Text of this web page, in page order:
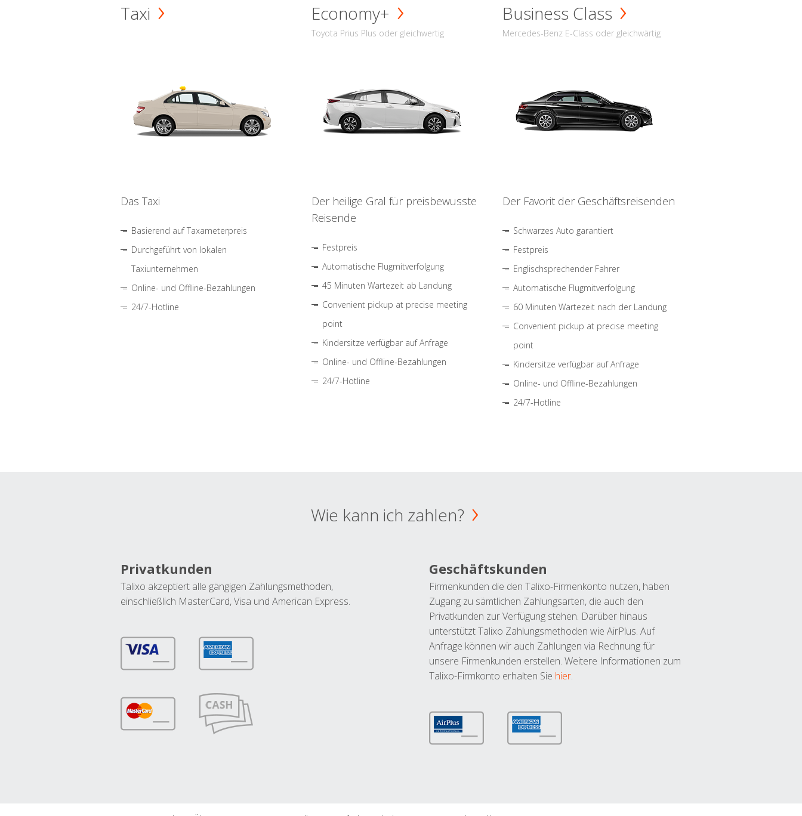
Taxi
Das Taxi
Basierend auf Taxameterpreis
Durchgeführt von lokalen
Taxiunternehmen
Online- und Offline-Bezahlungen
24/7-Hotline
Economy+
Toyota Prius Plus oder gleichwertig
Der heilige Gral für preisbewusste
Reisende
Festpreis
Automatische Flugmitverfolgung
45 Minuten Wartezeit ab Landung
Convenient pickup at precise meeting
point
Kindersitze verfügbar auf Anfrage
Online- und Offline-Bezahlungen
24/7-Hotline
Business Class
Mercedes-Benz E-Class oder gleichwärtig
Der Favorit der Geschäftsreisenden
Schwarzes Auto garantiert
Festpreis
Englischsprechender Fahrer
Automatische Flugmitverfolgung
60 Minuten Wartezeit nach der Landung
Convenient pickup at precise meeting
point
Kindersitze verfügbar auf Anfrage
Online- und Offline-Bezahlungen
24/7-Hotline
Wie kann ich zahlen?
Privatkunden
Talixo akzeptiert alle gängigen Zahlungsmethoden,
einschließlich MasterCard, Visa und American Express.
Geschäftskunden
Firmenkunden die den Talixo-Firmenkonto nutzen, haben
Zugang zu sämtlichen Zahlungsarten, die auch den
Privatkunden zur Verfügung stehen. Darüber hinaus
unterstützt Talixo Zahlungsmethoden wie AirPlus. Auf
Anfrage können wir auch Zahlungen via Rechnung für
unsere Firmenkunden erstellen. Weitere Informationen zum
Talixo-Firmkonto erhalten Sie hier.